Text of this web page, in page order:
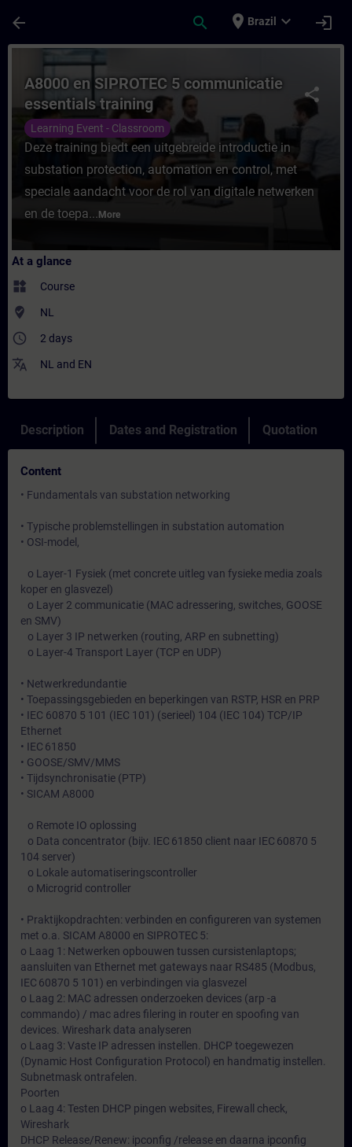
arrow_back search place Brazil expand_more login
Course - A8000 en SIPROTEC 5
share
A8000 en SIPROTEC 5 communicatie
essentials training
Learning Event - Classroom
Deze training biedt een uitgebreide introductie in
substation protection, automation en control, met
speciale aandacht voor de rol van digitale netwerken
en de toepa... More
At a glance
widgets Course
where_to_vote NL
access_time 2 days
translate NL and EN
Description Dates and Registration Quotation
Content
• Fundamentals van substation networking
• Typische problemstellingen in substation automation
• OSI-model,
o Layer-1 Fysiek (met concrete uitleg van fysieke media zoals
koper en glasvezel)
o Layer 2 communicatie (MAC adressering, switches, GOOSE
en SMV)
o Layer 3 IP netwerken (routing, ARP en subnetting)
o Layer-4 Transport Layer (TCP en UDP)
• Netwerkredundantie
• Toepassingsgebieden en beperkingen van RSTP, HSR en PRP
• IEC 60870 5 101 (IEC 101) (serieel) 104 (IEC 104) TCP/IP
Ethernet
• IEC 61850
• GOOSE/SMV/MMS
• Tijdsynchronisatie (PTP)
• SICAM A8000
o Remote IO oplossing
o Data concentrator (bijv. IEC 61850 client naar IEC 60870 5
104 server)
o Lokale automatiseringscontroller
o Microgrid controller
• Praktijkopdrachten: verbinden en configureren van systemen
met o.a. SICAM A8000 en SIPROTEC 5:
o Laag 1: Netwerken opbouwen tussen cursistenlaptops;
aansluiten van Ethernet met gateways naar RS485 (Modbus,
IEC 60870 5 101) en verbindingen via glasvezel
o Laag 2: MAC adressen onderzoeken devices (arp -a
commando) / mac adres filering in router en spoofing van
devices. Wireshark data analyseren
o Laag 3: Vaste IP adressen instellen. DHCP toegewezen
(Dynamic Host Configuration Protocol) en handmatig instellen.
Subnetmask ontrafelen.
Poorten
o Laag 4: Testen DHCP pingen websites, Firewall check,
Wireshark
DHCP Release/Renew: ipconfig /release en daarna ipconfig